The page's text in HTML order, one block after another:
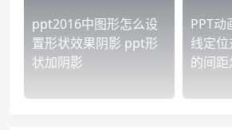
ppt2016中图形怎么设
置形状效果阴影 ppt形
状加阴影
PPT动
线定
的间